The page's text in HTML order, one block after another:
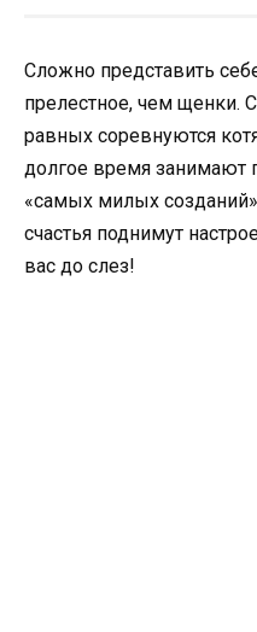
Сложно представить
прелестное, чем щенки.
равных соревнуются
долгое время занимают
«самых милых
счастья поднимут
вас до слез!